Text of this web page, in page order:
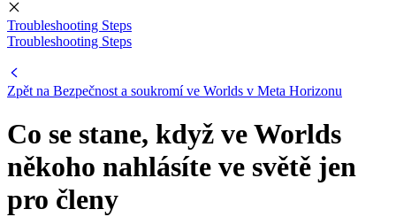
Troubleshooting Steps
Troubleshooting Steps
Zpět na Bezpečnost a soukromí ve Worlds v Meta Horizonu
Co se stane, když ve Worlds
někoho nahlásíte ve světě jen
pro členy